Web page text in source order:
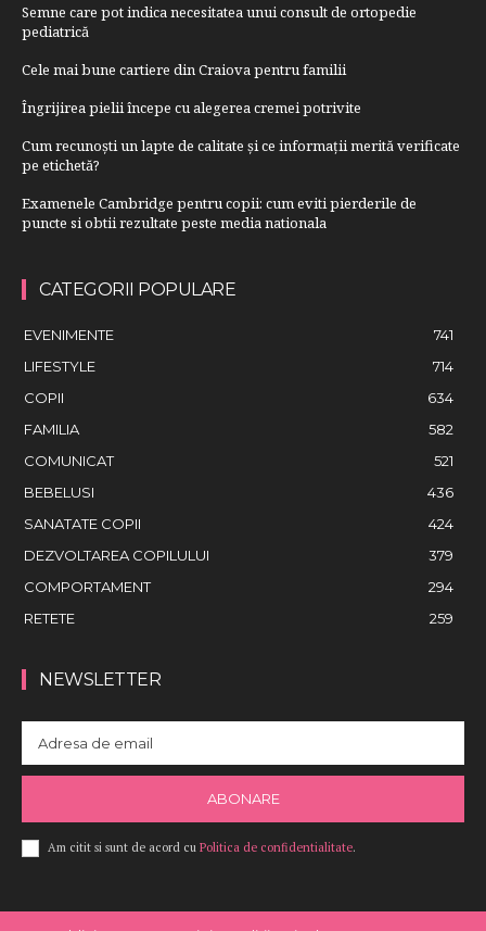
Semne care pot indica necesitatea unui consult de ortopedie
pediatrică
Cele mai bune cartiere din Craiova pentru familii
Îngrijirea pielii începe cu alegerea cremei potrivite
Cum recunoști un lapte de calitate și ce informații merită verificate
pe etichetă?
Examenele Cambridge pentru copii: cum eviti pierderile de
puncte si obtii rezultate peste media nationala
CATEGORII POPULARE
EVENIMENTE
741
LIFESTYLE
714
COPII
634
FAMILIA
582
COMUNICAT
521
BEBELUSI
436
SANATATE COPII
424
DEZVOLTAREA COPILULUI
379
COMPORTAMENT
294
RETETE
259
NEWSLETTER
ABONARE
Am citit si sunt de acord cu Politica de confidentialitate.